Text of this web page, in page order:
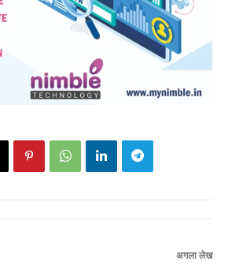
अगला लेख